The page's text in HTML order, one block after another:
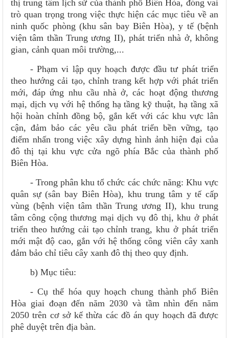
thị trung tâm lịch sử của thành phố Biên Hòa, đóng vai
trò quan trọng trong việc thực hiện các mục tiêu về an
ninh quốc phòng (khu sân bay Biên Hòa), y tế (bệnh
viện tâm thần Trung ương II), phát triển nhà ở, không
gian, cảnh quan môi trường,...
- Phạm vi lập quy hoạch được đầu tư phát triển
theo hướng cải tạo, chỉnh trang kết hợp với phát triển
mới, đáp ứng nhu cầu nhà ở, các hoạt động thương
mại, dịch vụ với hệ thống hạ tầng kỹ thuật, hạ tầng xã
hội hoàn chỉnh đồng bộ, gắn kết với các khu vực lân
cận, đảm bảo các yêu cầu phát triển bền vững, tạo
điểm nhấn trong việc xây dựng hình ảnh hiện đại của
đô thị tại khu vực cửa ngõ phía Bắc của thành phố
Biên Hòa.
- Trong phân khu tổ chức các chức năng: Khu vực
quân sự (sân bay Biên Hòa), khu trung tâm y tế cấp
vùng (bệnh viện tâm thần Trung ương II), khu trung
tâm công cộng thương mại dịch vụ đô thị, khu ở phát
triển theo hướng cải tạo chỉnh trang, khu ở phát triển
mới mật độ cao, gắn với hệ thống công viên cây xanh
đảm bảo chỉ tiêu cây xanh đô thị theo quy định.
b) Mục tiêu:
- Cụ thể hóa quy hoạch chung thành phố Biên
Hòa giai đoạn đến năm 2030 và tầm nhìn đến năm
2050 trên cơ sở kế thừa các đồ án quy hoạch đã được
phê duyệt trên địa bàn.